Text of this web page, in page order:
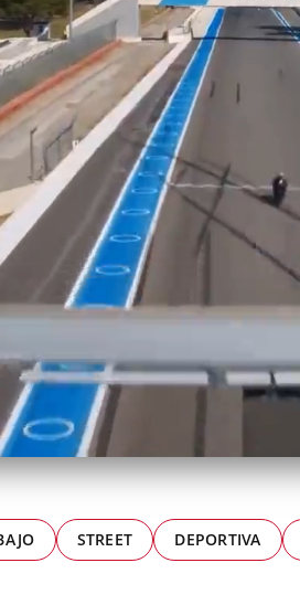
STREET DEPORTIVA